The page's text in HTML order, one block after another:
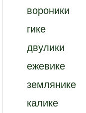
вороники
гике
двулики
ежевике
землянике
калике